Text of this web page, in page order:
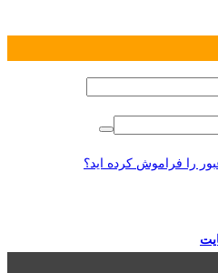
را فراموش کرده اید؟